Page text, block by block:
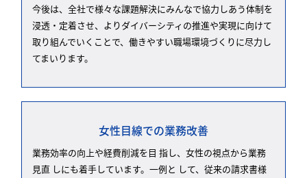
今後は、全社で様々な課題解決にみんなで協力しあう体制を
浸透・定着させ、よりダイバーシティの推進や実現に向けて
取り組んでいくことで、働きやすい職場環境づくりに尽力し
てまいります。
女性目線での業務改善
業務効率の向上や経費削減を目 指し、女性の視点から業務
見直 しにも着手しています。一例と して、従来の請求書様